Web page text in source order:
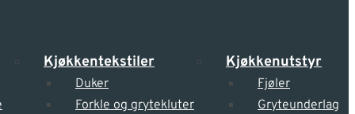
Kjøkkentekstiler
Duker
Forkle og grytekluter
Kjøkkenutstyr
Fjøler
Gryteunderlag